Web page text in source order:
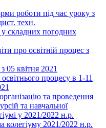
роботи під час уроку з
техн.
у складних погодних
про освітній процес з
05 квітня 2021
процесу в 1-11
та проведення
та навчальної
у 2021/2022 н.р.
колегіуму 2021/2022 н.р.